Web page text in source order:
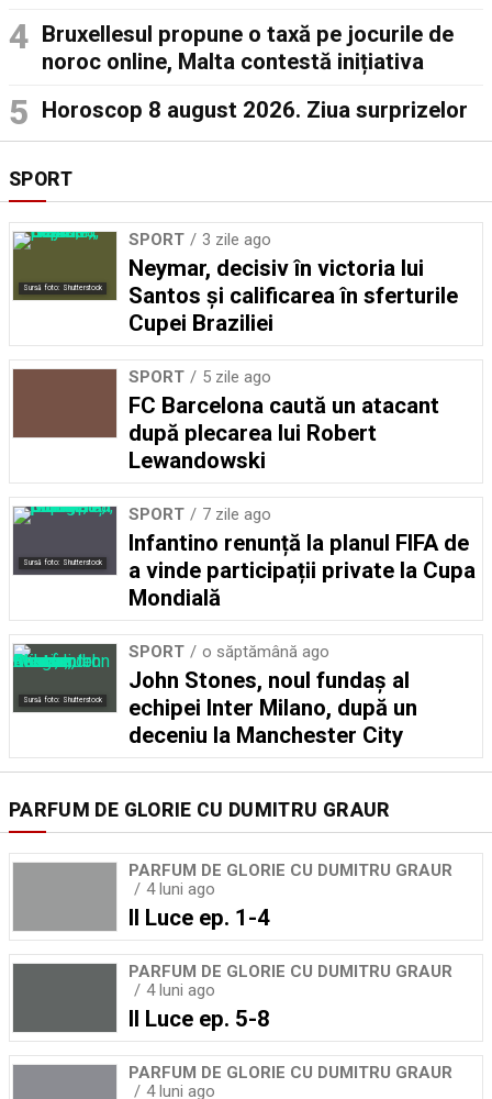
Bruxellesul propune o taxă pe jocurile de
noroc online, Malta contestă inițiativa
Horoscop 8 august 2026. Ziua surprizelor
SPORT
Sursă foto: Shutterstock
SPORT 3 zile ago
Neymar, decisiv în victoria lui
Santos și calificarea în sferturile
Cupei Braziliei
SPORT 5 zile ago
FC Barcelona caută un atacant
după plecarea lui Robert
Lewandowski
Sursă foto: Shutterstock
SPORT 7 zile ago
Infantino renunță la planul FIFA de
a vinde participații private la Cupa
Mondială
Sursă foto: Shutterstock
SPORT o săptămână ago
John Stones, noul fundaș al
echipei Inter Milano, după un
deceniu la Manchester City
PARFUM DE GLORIE CU DUMITRU GRAUR
PARFUM DE GLORIE CU DUMITRU GRAUR
4 luni ago
Il Luce ep. 1-4
PARFUM DE GLORIE CU DUMITRU GRAUR
4 luni ago
Il Luce ep. 5-8
PARFUM DE GLORIE CU DUMITRU GRAUR
4 luni ago